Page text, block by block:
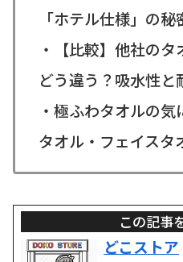
「ホテル仕様」の秘
・【比較】他社の
どう違う？吸水性と
・極ふわタオルの
タオル・フェイスタ
この記事
どこストア